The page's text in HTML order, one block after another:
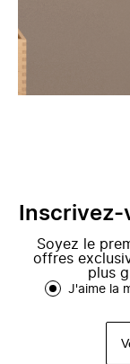
Soyez le
offres
plus
J'aime la